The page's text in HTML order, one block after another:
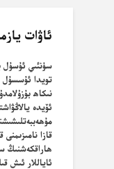
ئاۋات
سۈنئىي ئۇسۇل
تويدا ئۇسسۇل
نىكاھ
ئۆيدە
قازا
ھاراقكەشنىڭ
ئاياللار ئىش